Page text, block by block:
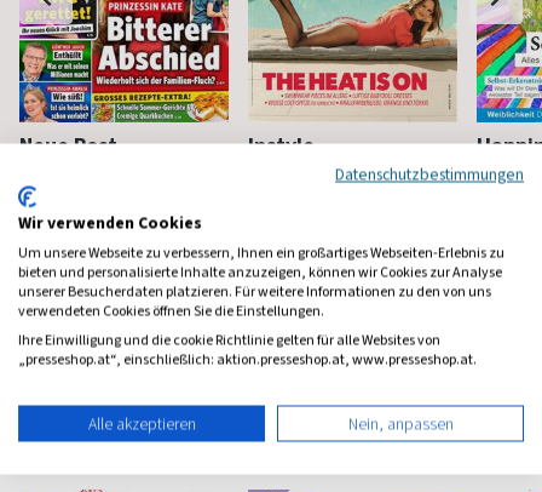
Neue Post
ab 3,90 €
(werktäglich) 4,65
Instyle
Fashion, Beauty, Lifestyle &
(monatlich) 4,57 (8 x pro
Haus & Garten Magazine
Datenschutzbestimmungen
Wir verwenden Cookies
Um unsere Webseite zu verbessern, Ihnen ein großartiges Webseiten-Erlebnis zu
bieten und personalisierte Inhalte anzuzeigen, können wir Cookies zur Analyse
unserer Besucherdaten platzieren. Für weitere Informationen zu den von uns
verwendeten Cookies öffnen Sie die Einstellungen.
Ihre Einwilligung und die cookie Richtlinie gelten für alle Websites von
„presseshop.at“, einschließlich: aktion.presseshop.at, www.presseshop.at.
Alle akzeptieren Nein, anpassen